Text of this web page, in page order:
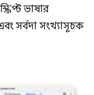
ভাষার
সর্বদা সংখ্যাসূচক